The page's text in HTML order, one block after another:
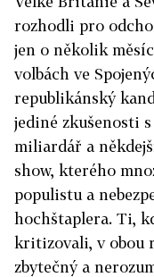
rozhodli pro
jen o několik
volbách ve
republikánský
jediné zkušenosti
miliardář a
show, kterého
populistu a
hochštaplera. Ti,
kritizovali, v obou
zbytečný a